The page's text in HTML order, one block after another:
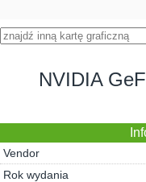
NVIDIA
Vendor
Rok wydania